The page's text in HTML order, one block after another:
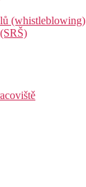
(whistleblowing)